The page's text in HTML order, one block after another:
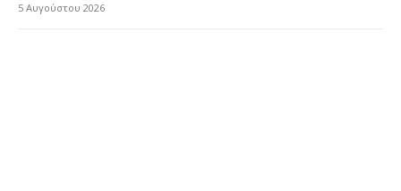
5 Αυγούστου 2026